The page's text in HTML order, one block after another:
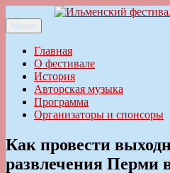
к
содержимому
Ильменский фестиваль авторской
Меню
Главная
О фестивале
История
Авторская музыка
Программа
Организаторы и спонсоры
Как провести
развлечения Перми